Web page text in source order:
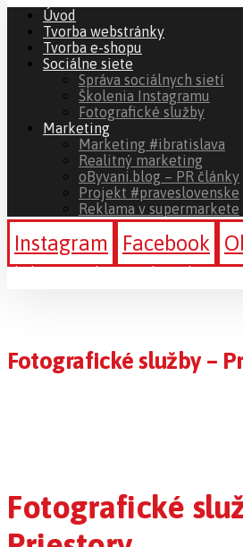
Úvod
Tvorba webstránky
Tvorba e-shopu
Sociálne siete
Správa sociálnych sietí
Školenia Instagramu
Fotografické služby
Marketing
Marketing #ibratislava
Realitný marketing
oByvani.blog – PR články
Projekt #praveslovenske
Reklama v supermarkete
Instagram Facebook
Sledujte a podporte #ibratislava
Fotografické služby –
Fotografické